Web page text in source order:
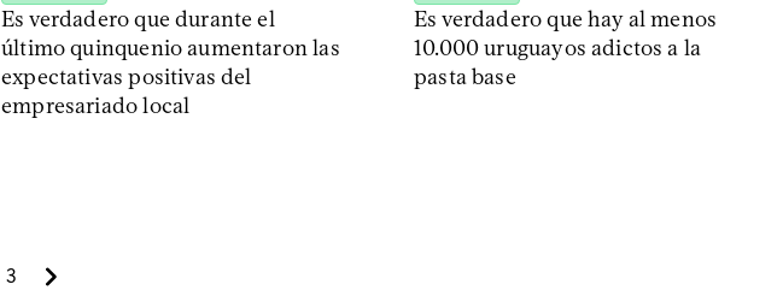
Es verdadero que durante el
último quinquenio aumentaron las
expectativas positivas del
empresariado local
Es verdadero que hay al menos
10.000 uruguayos adictos a la
pasta base
3